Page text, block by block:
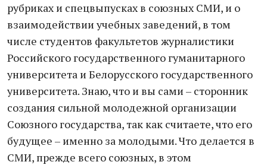
рубриках и спецвыпусках в союзных СМИ, и о
взаимодействии учебных заведений, в том
числе студентов факультетов журналистики
Российского государственного гуманитарного
университета и Белорусского государственного
университета. Знаю, что и вы сами – сторонник
создания сильной молодежной организации
Союзного государства, так как считаете, что его
будущее – именно за молодыми. Что делается в
СМИ, прежде всего союзных, в этом